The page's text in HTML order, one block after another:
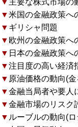
▼ 主要な株式市場の
▼米国の金融政策へ
▼ ギリシャ問題
▼ 欧州の金融政策へ
▼ 日本の金融政策へ
▼注目度の高い経済
▼ 原油価格の動向(
▼金融当局者や要人
▼金融市場のリスク
▼ ルーブルの動向(